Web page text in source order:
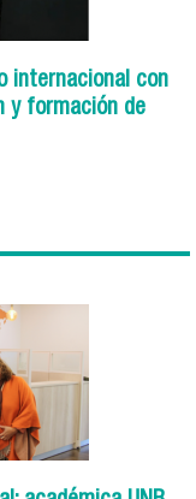
internacional con
y formación de